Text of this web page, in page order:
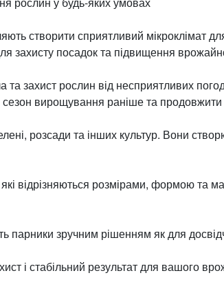
створити сприятливий
захисту посадок та підвищення
захист рослин від несприятливих
вирощування раніше та продовжити
розсади та інших культур. Вони
які відрізняються розмірами, формою
зручним рішенням як для
і стабільний результат для вашого